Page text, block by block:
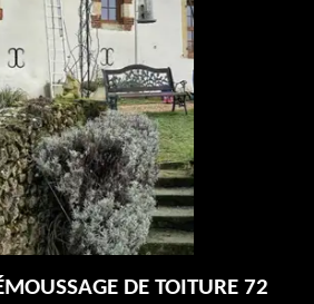
DE TOITURE 72